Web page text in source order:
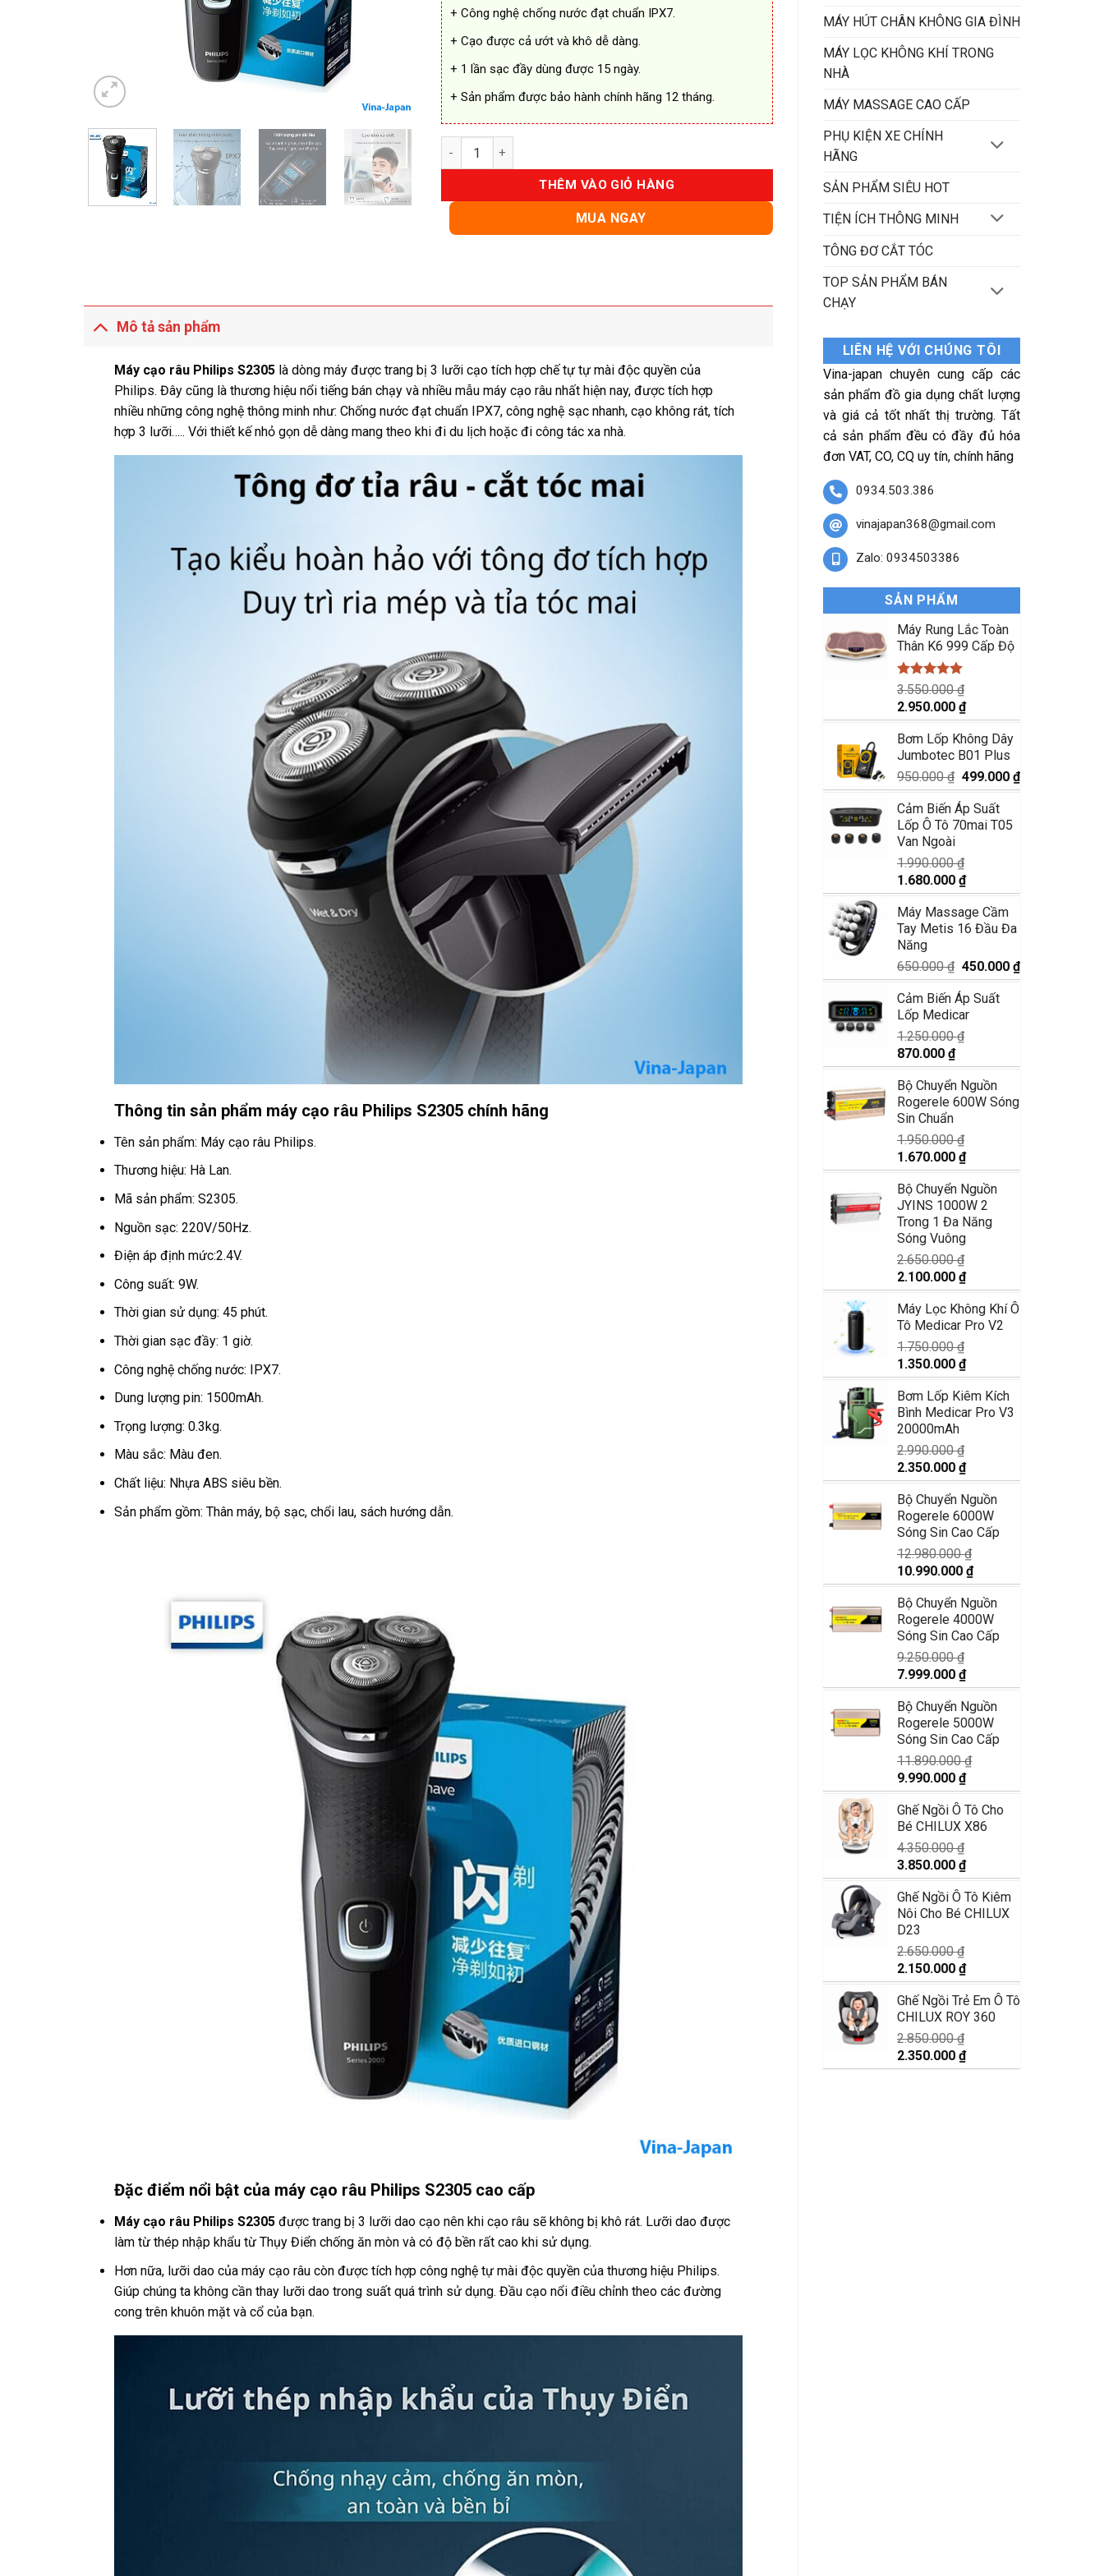
MÁY HÚT CHÂN KHÔNG GIA ĐÌNH
MÁY LỌC KHÔNG KHÍ TRONG
NHÀ
MÁY MASSAGE CAO CẤP
PHỤ KIỆN XE CHÍNH
HÃNG
SẢN PHẨM SIÊU HOT
TIỆN ÍCH THÔNG MINH
TÔNG ĐƠ CẮT TÓC
TOP SẢN PHẨM BÁN
CHẠY
LIÊN HỆ VỚI CHÚNG TÔI
Vina-japan chuyên cung cấp các
sản phẩm đồ gia dụng chất lượng
và giá cả tốt nhất thị trường. Tất
cả sản phẩm đều có đầy đủ hóa
đơn VAT, CO, CQ uy tín, chính hãng
0934.503.386
vinajapan368@gmail.com
Zalo: 0934503386
SẢN PHẨM
Máy Rung Lắc Toàn
Thân K6 999 Cấp Độ
Được xếp
hạng5.00
5 sao
3.550.000₫
Giá
gốc
là:
3.550.000 ₫.
2.950.000 ₫Giá
hiện
tại
là:
2.950.000 ₫.
Bơm Lốp Không Dây
Jumbotec B01 Plus
950.000₫ Giá
gốc
là:
950.000 ₫.
499.000 ₫Giá
hiện
Cảm Biến Áp Suất
Lốp Ô Tô 70mai T05
Van Ngoài
1.990.000₫
Giá
gốc
là:
1.990.000 ₫.
1.680.000 ₫Giá
hiện
tại
là:
Máy Massage Cầm
Tay Metis 16 Đầu Đa
Năng
650.000₫ Giá
gốc
là:
650.000 ₫.
450.000 ₫Giá
hiện
Cảm Biến Áp Suất
Lốp Medicar
1.250.000₫
Giá
gốc
là:
1.250.000 ₫.
870.000 ₫Giá
hiện
tại
là:
Bộ Chuyển Nguồn
Rogerele 600W Sóng
Sin Chuẩn
1.950.000₫
Giá
gốc
là:
1.950.000 ₫.
1.670.000 ₫Giá
hiện
tại
là:
1.670.000 ₫.
Bộ Chuyển Nguồn
JYINS 1000W 2
Trong 1 Đa Năng
Sóng Vuông
2.650.000₫
Giá
gốc
là:
2.650.000 ₫.
2.100.000 ₫Giá
hiện
tại
là:
Máy Lọc Không Khí Ô
Tô Medicar Pro V2
1.750.000₫
Giá
gốc
là:
1.750.000 ₫.
1.350.000 ₫Giá
hiện
tại
là:
Bơm Lốp Kiêm Kích
Bình Medicar Pro V3
20000mAh
2.990.000₫
Giá
gốc
là:
2.990.000 ₫.
2.350.000 ₫Giá
hiện
tại
là:
2.350.000 ₫.
Bộ Chuyển Nguồn
Rogerele 6000W
Sóng Sin Cao Cấp
12.980.000₫
Giá
gốc
là:
12.980.000 ₫.
10.990.000 ₫Giá
hiện
tại
là:
10.990.000 ₫.
Bộ Chuyển Nguồn
Rogerele 4000W
Sóng Sin Cao Cấp
9.250.000₫
Giá
gốc
là:
9.250.000 ₫.
7.999.000 ₫Giá
hiện
tại
là:
7.999.000 ₫.
Bộ Chuyển Nguồn
Rogerele 5000W
Sóng Sin Cao Cấp
11.890.000₫
Giá
gốc
là:
11.890.000 ₫.
9.990.000 ₫Giá
hiện
tại
là:
Ghế Ngồi Ô Tô Cho
Bé CHILUX X86
4.350.000₫
Giá
gốc
là:
4.350.000 ₫.
3.850.000 ₫Giá
hiện
tại
là:
Ghế Ngồi Ô Tô Kiêm
Nôi Cho Bé CHILUX
D23
2.650.000₫
Giá
gốc
là:
2.650.000 ₫.
2.150.000 ₫Giá
hiện
tại
là:
Ghế Ngồi Trẻ Em Ô Tô
CHILUX ROY 360
2.850.000₫
Giá
gốc
2.350.000 ₫Giá
hiện
+ Công nghệ chống nước đạt chuẩn IPX7.
+ Cạo được cả ướt và khô dễ dàng.
+ 1 lần sạc đầy dùng được 15 ngày.
+ Sản phẩm được bảo hành chính hãng 12 tháng.
Máy Cạo Râu Philips S2305 Chính Hãng số lượng
THÊM VÀO GIỎ HÀNG
MUA NGAY
Mô tả sản phẩm
Máy cạo râu Philips S2305là dòng máy được trang bị 3 lưỡi cạo tích hợp chế tự tự mài độc quyền của
Philips. Đây cũng là thương hiệu nổi tiếng bán chạy và nhiều mẫu máy cạo râu nhất hiện nay, được tích hợp
nhiều những công nghệ thông minh như: Chống nước đạt chuẩn IPX7, công nghệ sạc nhanh, cạo không rát, tích
hợp 3 lưỡi….. Với thiết kế nhỏ gọn dễ dàng mang theo khi đi du lịch hoặc đi công tác xa nhà.
Thông tin sản phẩm máy cạo râu Philips S2305 chính hãng
Tên sản phẩm: Máy cạo râu Philips.
Thương hiệu: Hà Lan.
Mã sản phẩm: S2305.
Nguồn sạc: 220V/50Hz.
Điện áp định mức:2.4V.
Công suất: 9W.
Thời gian sử dụng: 45 phút.
Thời gian sạc đầy: 1 giờ.
Công nghệ chống nước: IPX7.
Dung lượng pin: 1500mAh.
Trọng lượng: 0.3kg.
Màu sắc: Màu đen.
Chất liệu: Nhựa ABS siêu bền.
Sản phẩm gồm: Thân máy, bộ sạc, chổi lau, sách hướng dẫn.
Đặc điểm nổi bật của máy cạo râu Philips S2305 cao cấp
Máy cạo râu Philips S2305được trang bị 3 lưỡi dao cạo nên khi cạo râu sẽ không bị khô rát. Lưỡi dao được
làm từ thép nhập khẩu từ Thụy Điển chống ăn mòn và có độ bền rất cao khi sử dụng.
Hơn nữa, lưỡi dao của máy cạo râu còn được tích hợp công nghệ tự mài độc quyền của thương hiệu Philips.
Giúp chúng ta không cần thay lưỡi dao trong suất quá trình sử dụng. Đầu cạo nổi điều chỉnh theo các đường
cong trên khuôn mặt và cổ của bạn.